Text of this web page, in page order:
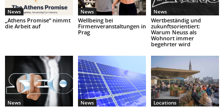
News
„Athens Promise“ nimmt
die Arbeit auf
News
Wellbeing bei
Firmenveranstaltungen in
Prag
News
Wertbeständig und
zukunftsorientiert:
Warum Neuss als
Wohnort immer
begehrter wird
News News Locations